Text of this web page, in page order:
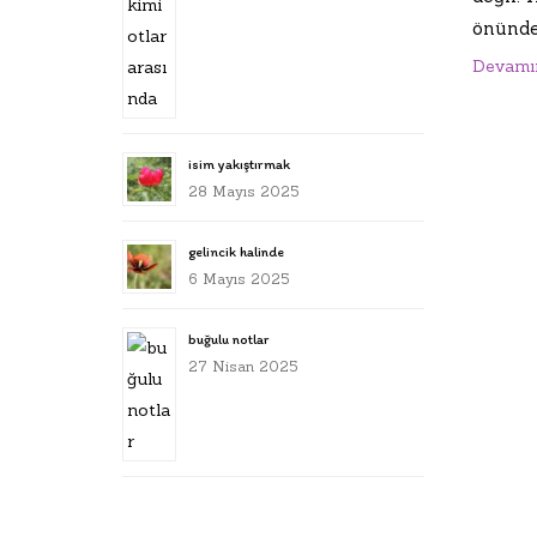
isim yakıştırmak
28 Mayıs 2025
gelincik halinde
6 Mayıs 2025
buğulu notlar
27 Nisan 2025